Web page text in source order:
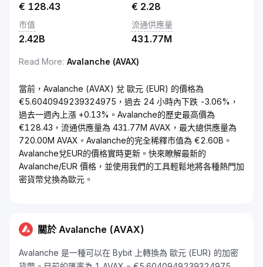
€ 128.43 € 2.28
市值
2.42B
流通供應量
431.77M
Read More: Avalanche (AVAX)
當前，Avalanche (AVAX) 兌 歐元 (EUR) 的價格為
€5.6040949239324975，過去 24 小時內下跌 -3.06%，
過去一週內上漲 +0.13%。Avalanche的歷史最高價為
€128.43，流通供應量為 431.77M AVAX，最大總供應量為
720.00M AVAX。Avalanche的完全稀釋市值為 €2.60B。
Avalanche兌EUR的價格實時更新。快來瞭解最新的
Avalanche/EUR 價格，並使用我們的工具輕鬆地將各種熱門加
密貨幣兌換為歐元。
關於 Avalanche (AVAX)
Avalanche 是一種可以在 Bybit 上轉換為 歐元 (EUR) 的加密